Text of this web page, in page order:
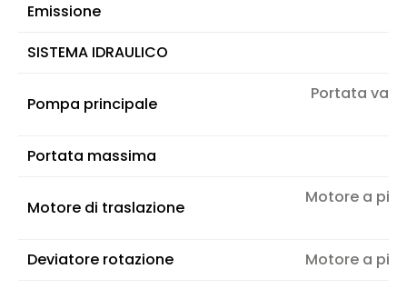
Emissione
SISTEMA IDRAULICO
Pompa principale
Portata
Portata massima
Motore di traslazione
Motore a
Deviatore rotazione
Motore a